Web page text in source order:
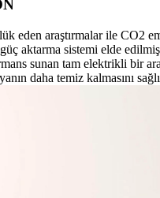
eden araştırmalar ile CO2
aktarma sistemi elde
sunan tam elektrikli bir
daha temiz kalmasını